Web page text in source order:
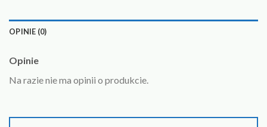
OPINIE (0)
Opinie
Na razie nie ma opinii o produkcie.